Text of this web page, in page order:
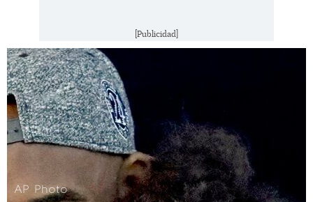
[Publicidad]
AP Photo